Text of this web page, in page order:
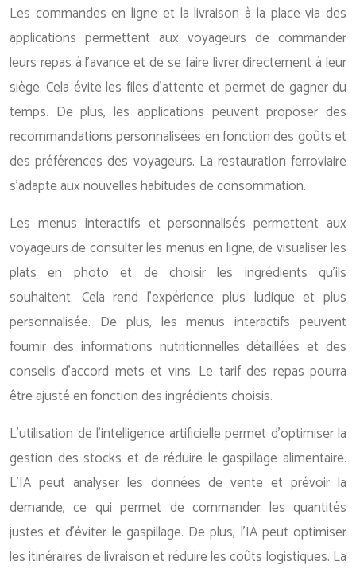
Les commandes en ligne et la livraison à la place via des
applications permettent aux voyageurs de commander
leurs repas à l’avance et de se faire livrer directement à leur
siège. Cela évite les files d’attente et permet de gagner du
temps. De plus, les applications peuvent proposer des
recommandations personnalisées en fonction des goûts et
des préférences des voyageurs. La restauration ferroviaire
s’adapte aux nouvelles habitudes de consommation.
Les menus interactifs et personnalisés permettent aux
voyageurs de consulter les menus en ligne, de visualiser les
plats en photo et de choisir les ingrédients qu’ils
souhaitent. Cela rend l’expérience plus ludique et plus
personnalisée. De plus, les menus interactifs peuvent
fournir des informations nutritionnelles détaillées et des
conseils d’accord mets et vins. Le tarif des repas pourra
être ajusté en fonction des ingrédients choisis.
L’utilisation de l’intelligence artificielle permet d’optimiser la
gestion des stocks et de réduire le gaspillage alimentaire.
L’IA peut analyser les données de vente et prévoir la
demande, ce qui permet de commander les quantités
justes et d’éviter le gaspillage. De plus, l’IA peut optimiser
les itinéraires de livraison et réduire les coûts logistiques. La